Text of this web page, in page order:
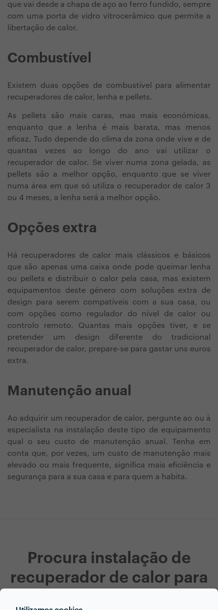
que vai desde a chapa de aço ao ferro fundido, sempre
com uma porta de vidro vitrocerâmico que permite a
libertação de calor.
Combustível
Existem duas opções de combustível para alimentar
recuperadores de calor, lenha e pellets.
As pellets são mais caras, mas mais económicas,
enquanto que a lenha é mais barata, mas menos
eficaz. Tudo depende do clima da zona onde vive e de
quantas vezes ao longo do ano vai utilizar o
recuperador de calor. Se viver numa zona gelada, as
pellets são a melhor opção, enquanto que se viver
numa área em que só utiliza o recuperador de calor 3
ou 4 meses, a lenha será a melhor opção.
Opções extra
Há recuperadores de calor mais clássicos e básicos
que são apenas uma caixa onde pode queimar lenha
ou pellets e distribuir o calor pela casa, mas existem
equipamentos deste género com soluções extra de
design para serem compatíveis com a sua casa, ou
com opções como regulador do nível de calor ou
controlo remoto. Quantas mais opções tiver, e se
pretender um design diferente do tradicional
recuperador de calor, prepare-se para gastar uns euros
extra.
Manutenção anual
Ao adquirir um recuperador de calor, pergunte ao ou à
especialista na instalação deste tipo de equipamento
qual o seu custo de manutenção anual. Tenha em
conta que, por vezes, um custo de manutenção mais
elevado ou mais frequente, significa mais eficiência e
segurança para a sua casa e para quem a habita.
Procura instalação de
recuperador de calor para